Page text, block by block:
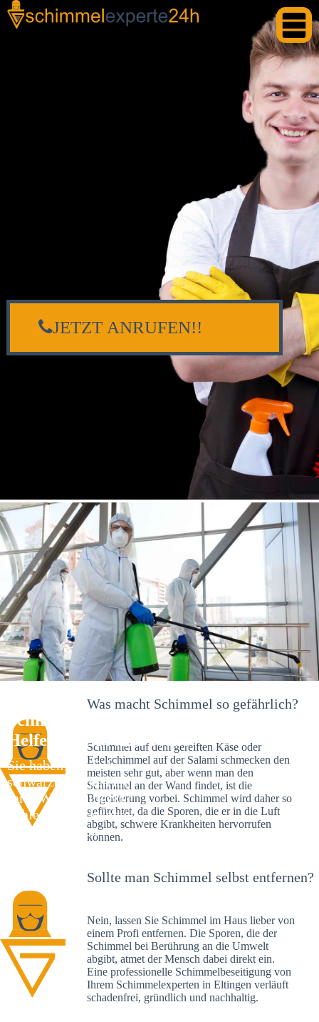
Schimmelexperte in Eltingen – Ihr
Helfer an Ort und Stelle
Sie haben kürzlich
schwarze Flecken an
Ihrer Wand entdeckt?
Schlechte Nachrichten:
Sie haben einen
JETZT ANRUFEN!!
Was macht Schimmel so gefährlich?
Schimmel auf dem gereiften Käse oder
Edelschimmel auf der Salami schmecken den
meisten sehr gut, aber wenn man den
Schimmel an der Wand findet, ist die
Begeisterung vorbei. Schimmel wird daher so
gefürchtet, da die Sporen, die er in die Luft
abgibt, schwere Krankheiten hervorrufen
können.
Sollte man Schimmel selbst entfernen?
Nein, lassen Sie Schimmel im Haus lieber von
einem Profi entfernen. Die Sporen, die der
Schimmel bei Berührung an die Umwelt
abgibt, atmet der Mensch dabei direkt ein.
Eine professionelle Schimmelbeseitigung von
Ihrem Schimmelexperten in Eltingen verläuft
schadenfrei, gründlich und nachhaltig.